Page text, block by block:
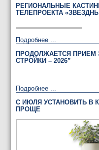
РЕГИОНАЛЬНЫЕ
ТЕЛЕПРОЕКТА
Подробнее ...
ПРОДОЛЖАЕТСЯ ПРИЕМ
СТРОЙКИ – 2026”
Подробнее ...
С ИЮЛЯ УСТАНОВИТЬ В
ПРОЩЕ